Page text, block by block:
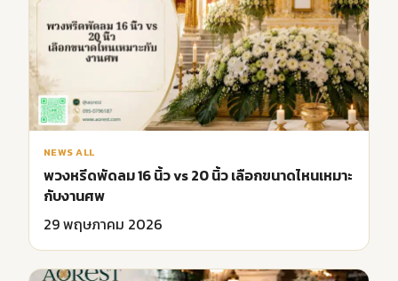
NEWS ALL
พวงหรีดพัดลม 16 นิ้ว vs 20 นิ้ว เลือกขนาดไหนเหมาะ
กับงานศพ
29 พฤษภาคม 2026